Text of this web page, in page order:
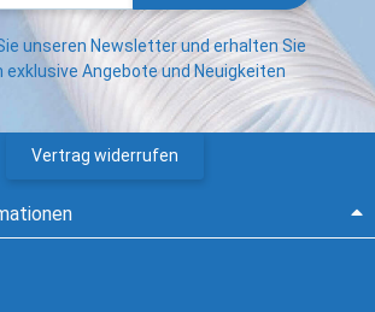
unseren Newsletter und erhalten Sie
Angebote und Neuigkeiten
Vertrag widerrufen